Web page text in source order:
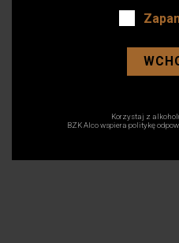
Korzystaj z
BZK Alco wspiera politykę